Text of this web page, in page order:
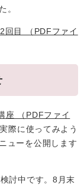
。
目 （PDFファイ
座 （PDFファイ
に使ってみよう
ューを公開します
中です。8月末